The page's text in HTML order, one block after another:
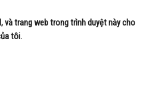
và trang web trong trình duyệt này cho
tôi.